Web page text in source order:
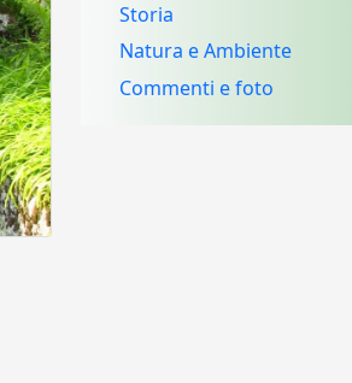
Storia
Natura e Ambiente
Commenti e foto